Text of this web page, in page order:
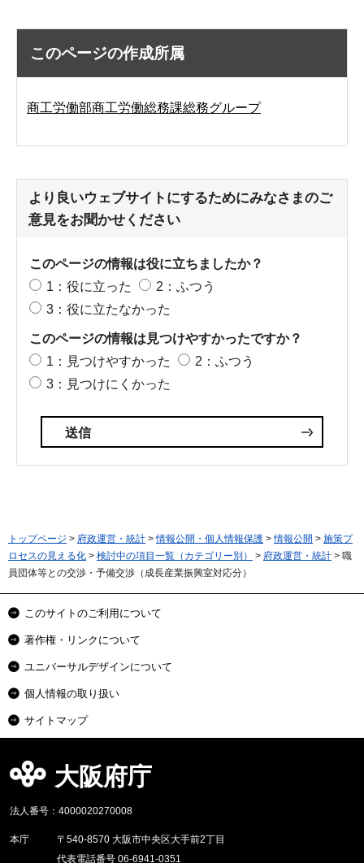
このページの作成所属
商工労働部商工労働総務課総務グループ
より良いウェブサイトにするためにみなさまのご
意見をお聞かせください
このページの情報は役に立ちましたか？
1：役に立った
2：ふつう
3：役に立たなかった
このページの情報は見つけやすかったですか？
1：見つけやすかった
2：ふつう
3：見つけにくかった
トップページ > 府政運営・統計 >情報公開・個人情報保護 >情報公開 > 施策プ
ロセスの見える化 > 検討中の項目一覧（カテゴリー別） > 府政運営・統計 > 職
員団体等との交渉・予備交渉（成長産業振興室対応分）
このサイトのご利用について
著作権・リンクについて
ユニバーサルデザインについて
個人情報の取り扱い
サイトマップ
大阪府庁
法人番号：4000020270008
本庁
〒540-8570 大阪市中央区大手前2丁目
代表電話番号 06-6941-0351